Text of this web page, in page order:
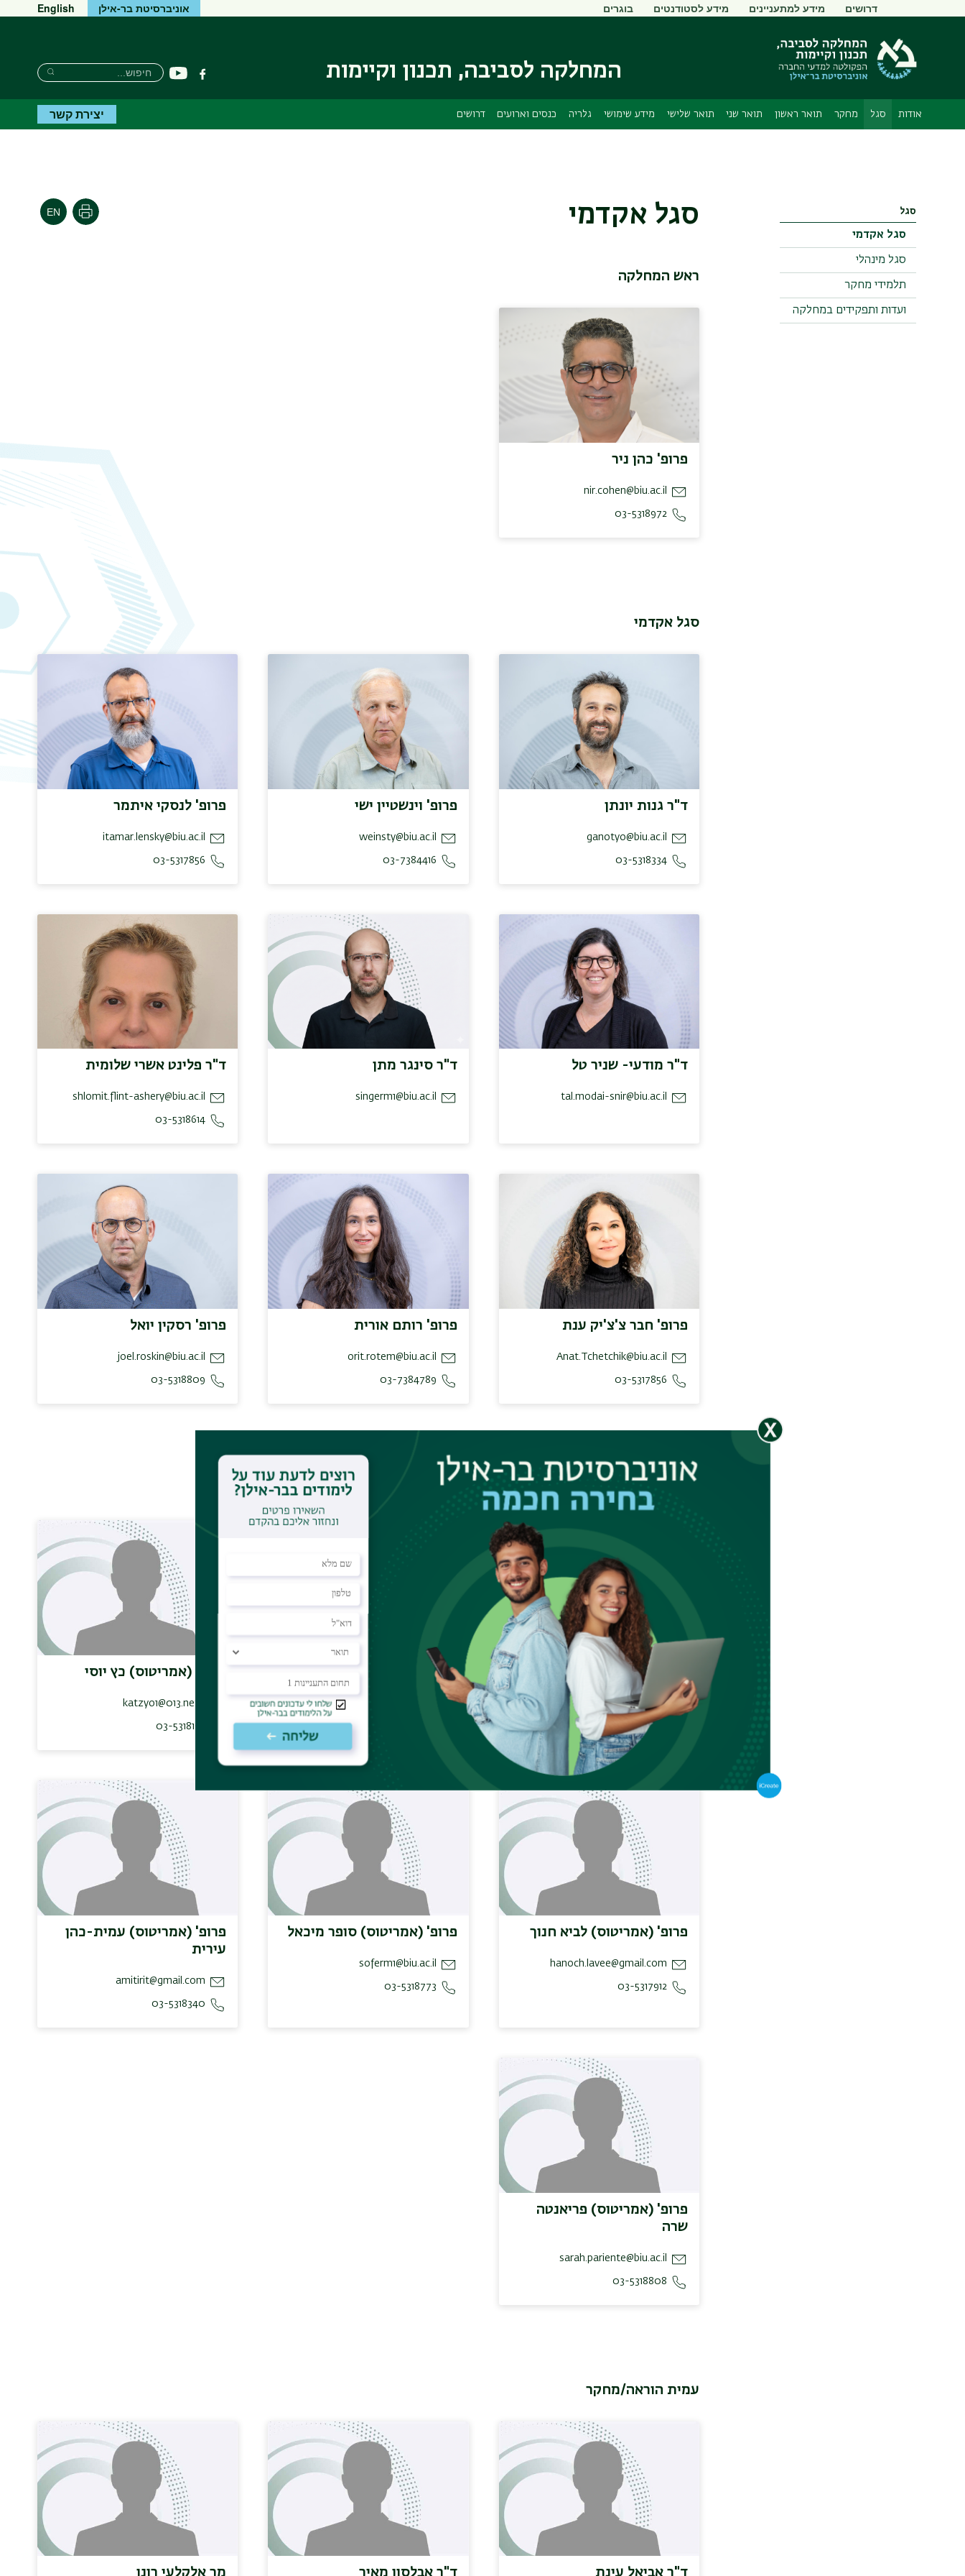
ראשי
תפריט
דרושים מידע למתעניינים מידע לסטודנטים בוגרים אוניברסיטת בר-אילן English
המחלקה לסביבה, תכנון וקיימות פייסבוקיוטיוב
חיפוש
Search
Search
אודות סגל מחקר תואר ראשון תואר שני תואר שלישי מידע שימושי גלריה כנסים וארועים דרושים יצירת קשר
סגל
סגל אקדמי
סגל מינהלי
תלמידי מחקר
ועדות ותפקידים במחלקה
סגל אקדמי הדפסה
ראש המחלקה
פרופ' כהן ניר
nir.cohen@biu.ac.il
03-5318972
סגל אקדמי
ד"ר גנות יונתן
ganotyo@biu.ac.il
03-5318334
פרופ' וינשטיין ישי
weinsty@biu.ac.il
03-7384416
פרופ' לנסקי איתמר
itamar.lensky@biu.ac.il
03-5317856
ד"ר מודעי- שניר טל
tal.modai-snir@biu.ac.il
ד"ר סינגר מתן
singerm1@biu.ac.il
ד"ר פלינט אשרי שלומית
shlomit.flint-ashery@biu.ac.il
03-5318614
פרופ' חבר צ'צ'יק ענת
Anat.Tchetchik@biu.ac.il
03-5317856
פרופ' רותם אורית
orit.rotem@biu.ac.il
03-7384789
פרופ' רסקין יואל
joel.roskin@biu.ac.il
03-5318809
אמריטוס
פרופ' (אמריטוס) ברנר שלמה
(סטיב)
steve.brenner@biu.ac.il
פרופ' (אמריטוס) גולדרייך יאיר פרופ' (אמריטוס) כץ יוסי
katzyo1@013.net.il
03-5318192
פרופ' (אמריטוס) לביא חנוך
hanoch.lavee@gmail.com
03-5317912
פרופ' (אמריטוס) סופר מיכאל
soferm1@biu.ac.il
03-5318773
פרופ' (אמריטוס) עמית-כהן
עירית
amitirit@gmail.com
03-5318340
פרופ' (אמריטוס) פריאנטה
שרה
sarah.pariente@biu.ac.il
03-5318808
עמית הוראה/מחקר
ד"ר אביאל עינת ד"ר אבלסון מאיר מר אלקלעי רונן